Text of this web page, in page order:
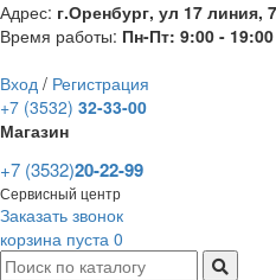
Адрес: г.Оренбург, ул 17 линия,
Время работы: Пн-Пт: 9:00 -
Вход / Регистрация
+7 (3532) 32-33-00
Магазин
+7 (3532)20-22-99
Сервисный центр
Заказать звонок
корзина пуста 0